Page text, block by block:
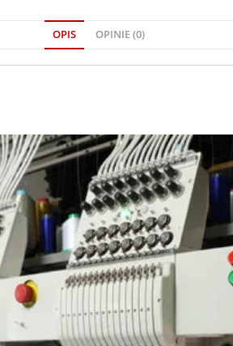
OPIS OPINIE (0)